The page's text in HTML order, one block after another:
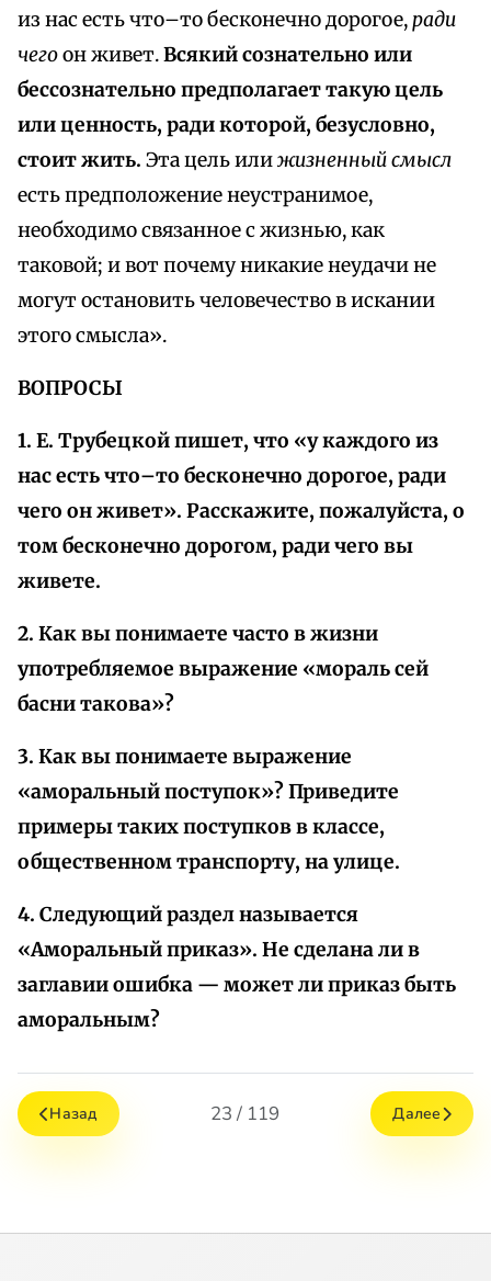
из нас есть что–то бесконечно дорогое,ради
чегоон живет.Всякий сознательно или
бессознательно предполагает такую цель
или ценность, ради которой, безусловно,
стоит жить. Эта цель илижизненный смысл
есть предположение неустранимое,
необходимо связанное с жизнью, как
таковой; и вот почему никакие неудачи не
могут остановить человечество в искании
этого смысла».
ВОПРОСЫ
1. Е. Трубецкой пишет, что «у каждого из
нас есть что–то бесконечно дорогое, ради
чего он живет». Расскажите, пожалуйста, о
том бесконечно дорогом, ради чего вы
живете.
2. Как вы понимаете часто в жизни
употребляемое выражение «мораль сей
басни такова»?
3. Как вы понимаете выражение
«аморальный поступок»? Приведите
примеры таких поступков в классе,
общественном транспорту, на улице.
4. Следующий раздел называется
«Аморальный приказ». Не сделана ли в
заглавии ошибка — может ли приказ быть
аморальным?
Назад 23 / 119 Далее